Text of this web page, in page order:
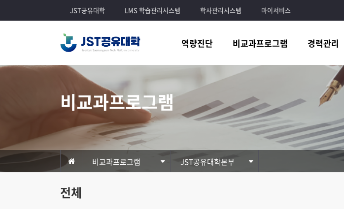
JST공유대학 LMS 학습관리시스템 학사관리시스템 마이서비스
역량진단 비교과프로그램 경력관리
비교과프로그램
비교과프로그램 JST공유대학본부
전체